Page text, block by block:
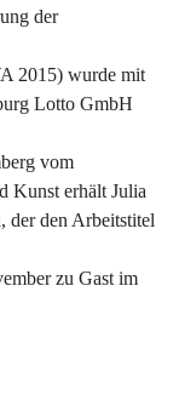
der
2015) wurde mit
Lotto GmbH
vom
Kunst erhält Julia
der den Arbeitstitel
zu Gast im